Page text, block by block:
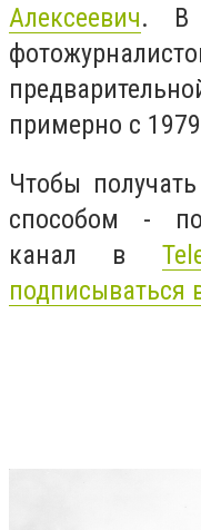
Алексеевич. В
примерно с
Чтобы
способом -
канал в
подписываться